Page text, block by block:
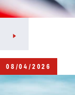
08/04/2026